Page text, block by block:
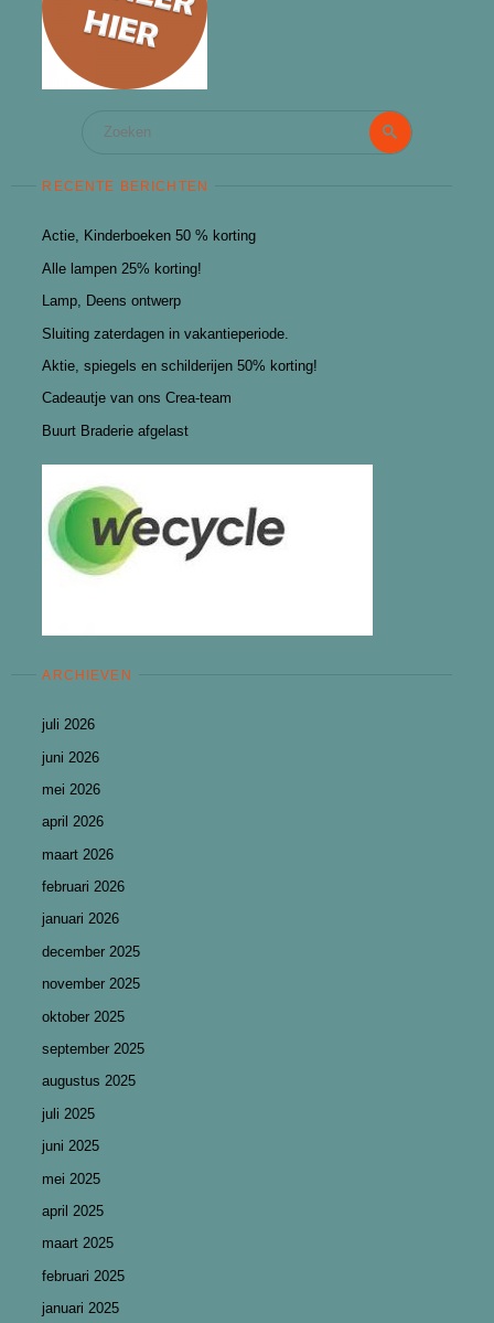
Zoeken
RECENTE BERICHTEN
Actie, Kinderboeken 50 % korting
Alle lampen 25% korting!
Lamp, Deens ontwerp
Sluiting zaterdagen in vakantieperiode.
Aktie, spiegels en schilderijen 50% korting!
Cadeautje van ons Crea-team
Buurt Braderie afgelast
ARCHIEVEN
juli 2026
juni 2026
mei 2026
april 2026
maart 2026
februari 2026
januari 2026
december 2025
november 2025
oktober 2025
september 2025
augustus 2025
juli 2025
juni 2025
mei 2025
april 2025
maart 2025
februari 2025
januari 2025